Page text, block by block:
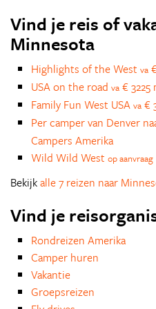
Vind je reis of
Minnesota
Highlights of the West va
USA on the road va € 3225
Family Fun West USA va €
Per camper van Denver
Campers Amerika
Wild Wild West op aanvraag
Bekijkalle 7 reizen naar
Vind je
Rondreizen Amerika
Camper huren
Vakantie
Groepsreizen